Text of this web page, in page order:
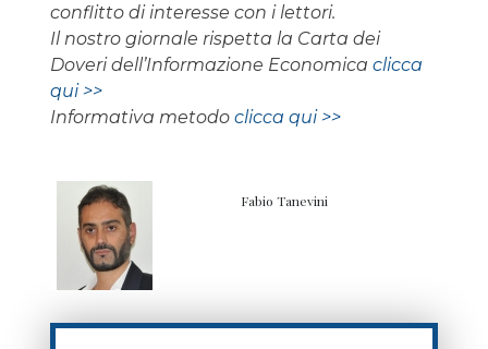
conflitto di interesse con i lettori.
Il nostro giornale rispetta la Carta dei
Doveri dell’Informazione Economica clicca
qui >>
Informativa metodo clicca qui >>
Fabio Tanevini